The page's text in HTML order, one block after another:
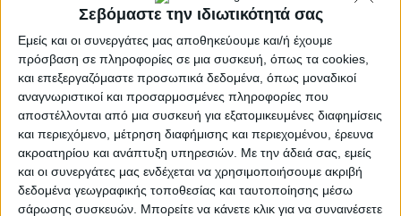
Σεβόμαστε την ιδιωτικότητά σας
Εμείς και οι συνεργάτες μας αποθηκεύουμε και/ή έχουμε
πρόσβαση σε πληροφορίες σε μια συσκευή, όπως τα cookies,
και επεξεργαζόμαστε προσωπικά δεδομένα, όπως μοναδικοί
αναγνωριστικοί και προσαρμοσμένες πληροφορίες που
αποστέλλονται από μια συσκευή για εξατομικευμένες διαφημίσεις
και περιεχόμενο, μέτρηση διαφήμισης και περιεχομένου, έρευνα
ακροατηρίου και ανάπτυξη υπηρεσιών. Με την άδειά σας, εμείς
και οι συνεργάτες μας ενδέχεται να χρησιμοποιήσουμε ακριβή
δεδομένα γεωγραφικής τοποθεσίας και ταυτοποίησης μέσω
σάρωσης συσκευών. Μπορείτε να κάνετε κλικ για να συναινέσετε